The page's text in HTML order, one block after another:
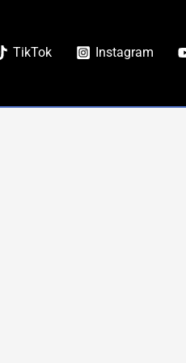
TikTok Instagram